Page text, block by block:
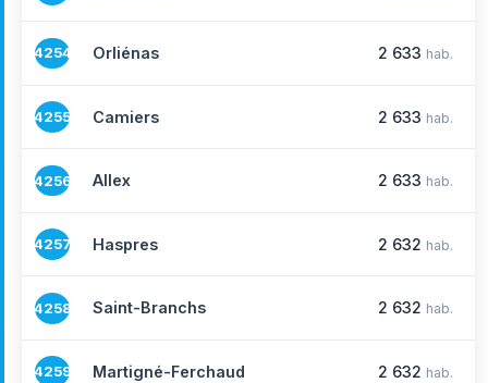
4254 Orliénas 2 633 hab.
4255 Camiers 2 633 hab.
4256 Allex 2 633 hab.
4257 Haspres 2 632 hab.
4258 Saint-Branchs 2 632 hab.
4259 Martigné-Ferchaud 2 632 hab.